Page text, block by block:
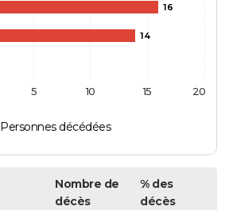
16
14
Personnes décédées
5 10 15 20
Nombre de
décès
% des
décès